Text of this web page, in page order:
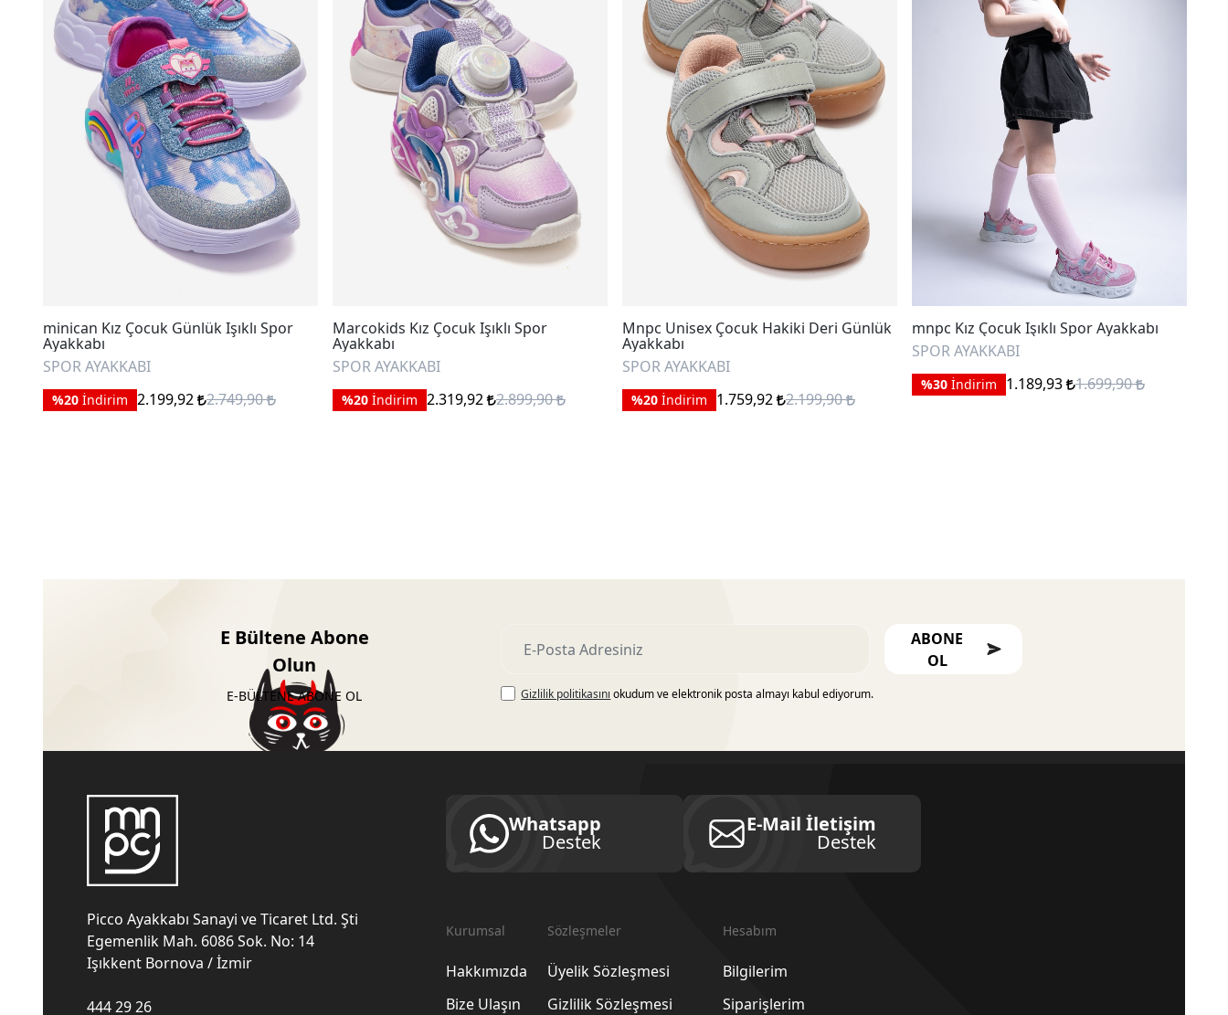
minican Kız Çocuk Günlük Işıklı Spor
Ayakkabı
SPOR AYAKKABI
%20 İndirim 2.199,92 2.749,90
Marcokids Kız Çocuk Işıklı Spor
Ayakkabı
SPOR AYAKKABI
%20 İndirim 2.319,92 2.899,90
Mnpc Unisex Çocuk Hakiki Deri Günlük
Ayakkabı
SPOR AYAKKABI
%20 İndirim 1.759,92 2.199,90
mnpc Kız Çocuk Işıklı Spor Ayakkabı
SPOR AYAKKABI
%30 İndirim 1.189,93 1.699,90
E Bültene Abone
Olun
E-BÜLTENE ABONE OL
ABONE
OL
Gizlilik politikasını okudum ve elektronik posta almayı kabul ediyorum.
Picco Ayakkabı Sanayi ve Ticaret Ltd. Şti
Egemenlik Mah. 6086 Sok. No: 14
Işıkkent Bornova / İzmir
444 29 26
Whatsapp
Destek
E-Mail İletişim
Destek
Kurumsal
Hakkımızda
Bize Ulaşın
Sözleşmeler
Üyelik Sözleşmesi
Gizlilik Sözleşmesi
Hesabım
Bilgilerim
Siparişlerim